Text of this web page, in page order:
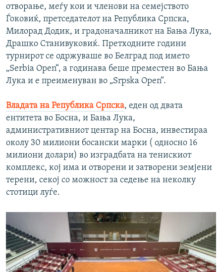
отворање, меѓу кои и членови на семејството
Ѓоковиќ, претседателот на Република Српска,
Милорад Додик, и градоначалникот на Бања Лука,
Драшко Станивуковиќ. Претходните години
турнирот се одржуваше во Белград под името
„Serbia Open“, а годинава беше преместен во Бања
Лука и е преименуван во „Srpska Open“.
Владата на Република Српска, еден од двата
ентитета во Босна, и Бања Лука,
административниот центар на Босна, инвестираа
околу 30 милиони босански марки ( односно 16
милиони долари) во изградбата на тенискиот
комплекс, кој има и отворени и затворени земјени
терени, секој со можност за седење на неколку
стотици луѓе.